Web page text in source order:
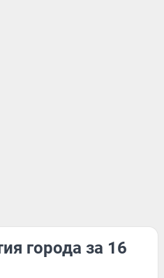
города за 16